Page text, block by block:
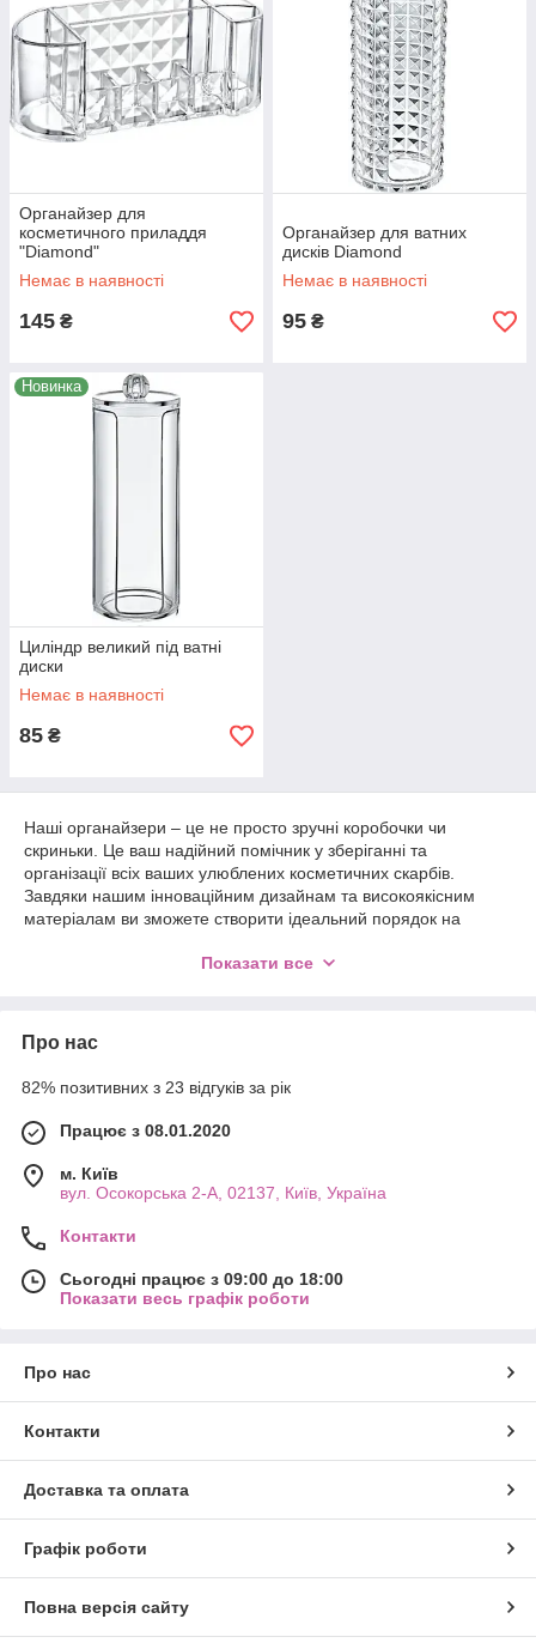
Органайзер для
косметичного приладдя
"Diamond"
Немає в наявності
145 ₴
Органайзер для ватних
дисків Diamond
Немає в наявності
95 ₴
Новинка
Циліндр великий під ватні
диски
Немає в наявності
85 ₴
Наші органайзери – це не просто зручні коробочки чи
скриньки. Це ваш надійний помічник у зберіганні та
організації всіх ваших улюблених косметичних скарбів.
Завдяки нашим інноваційним дизайнам та високоякісним
матеріалам ви зможете створити ідеальний порядок на
У нас ви знайдете органайзери різних форм, розмірів та
момент. Незалежно від того, чи ви є професійним візажистом
умовах, наші органайзери допоможуть вам зробити процес
Не витрачайте час на пошуки потрібного продукту серед
безладу. З нашими органайзерами для косметики та дайте
своєму макіяжу та догляду за собою новий рівень
Показати все
Про нас
82% позитивних з 23 відгуків за рік
Працює з 08.01.2020
м. Київ
вул. Осокорська 2-А, 02137, Київ, Україна
Контакти
Сьогодні працює з 09:00 до 18:00
Показати весь графік роботи
Про нас
Контакти
Доставка та оплата
Графік роботи
Повна версія сайту